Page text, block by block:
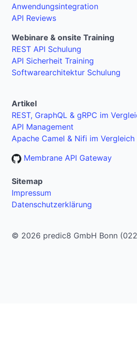
Anwendungsintegration
API Reviews
Webinare & onsite Training
REST API Schulung
API Sicherheit Training
Softwarearchitektur Schulung
Artikel
REST, GraphQL & gRPC im
API Management
Apache Camel & Nifi im Vergleich
Membrane API Gateway
Sitemap
Impressum
Datenschutzerklärung
© 2026 predic8 GmbH Bonn